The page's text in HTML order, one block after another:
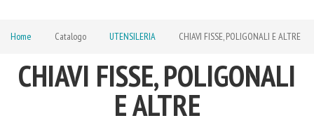
Home Catalogo UTENSILERIA CHIAVI FISSE, POLIGONALI E ALTRE
CHIAVI FISSE, POLIGONALI
E ALTRE